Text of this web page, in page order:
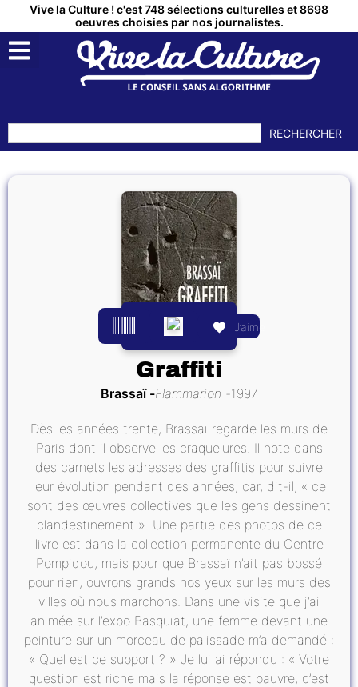
Vive la Culture ! c'est 748 sélections culturelles et 8698
oeuvres choisies par nos journalistes.
RECHERCHER
J’aime
Graffiti
Brassaï Flammarion 1997
Dès les années trente, Brassaï regarde les murs de
Paris dont il observe les craquelures. Il note dans
des carnets les adresses des graffitis pour suivre
leur évolution pendant des années, car, dit-il, « ce
sont des œuvres collectives que les gens dessinent
clandestinement ». Une partie des photos de ce
livre est dans la collection permanente du Centre
Pompidou, mais pour que Brassaï n’ait pas bossé
pour rien, ouvrons grands nos yeux sur les murs des
villes où nous marchons. Dans une visite que j’ai
animée sur l’expo Basquiat, une femme devant une
peinture sur un morceau de palissade m’a demandé :
« Quel est ce support ? » Je lui ai répondu : « Votre
question est riche mais la réponse est pauvre, c’est